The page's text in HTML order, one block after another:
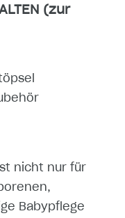
(zur
nicht nur für
Babypflege